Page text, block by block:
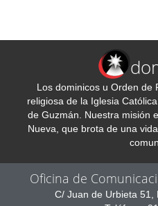
Los dominicos u Orden de
religiosa de la Iglesia
de Guzmán. Nuestra misión
Nueva, que brota de una
Oficina de
C/ Juan de Urbieta 51,